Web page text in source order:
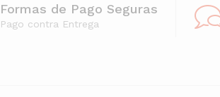
Formas de Pago Seguras
Pago contra Entrega